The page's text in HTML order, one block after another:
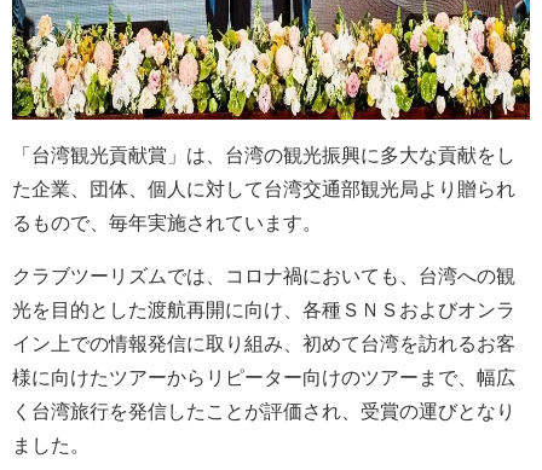
「台湾観光貢献賞」は、台湾の観光振興に多大な貢献をし
た企業、団体、個人に対して台湾交通部観光局より贈られ
るもので、毎年実施されています。
クラブツーリズムでは、コロナ禍においても、台湾への観
光を目的とした渡航再開に向け、各種ＳＮＳおよびオンラ
イン上での情報発信に取り組み、初めて台湾を訪れるお客
様に向けたツアーからリピーター向けのツアーまで、幅広
く台湾旅行を発信したことが評価され、受賞の運びとなり
ました。